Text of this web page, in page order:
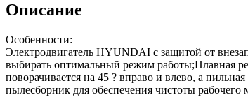
Описание
Особенности:
Электродвигатель HYUNDAI с защитой от
выбирать оптимальный режим работы;Плавная
поворачивается на 45 ? вправо и влево, а
пылесборник для обеспечения чистоты рабочего